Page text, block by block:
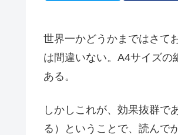
世界一かどうかまではさて
は間違いない。A4サイズ
ある。
しかしこれが、効果抜群で
る）ということで、読んで